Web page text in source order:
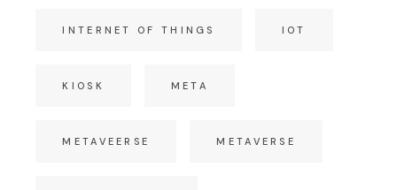
INTERNET OF THINGS IOT
KIOSK META
METAVEERSE METAVERSE